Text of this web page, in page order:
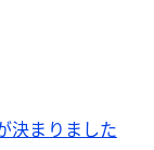
決まりました